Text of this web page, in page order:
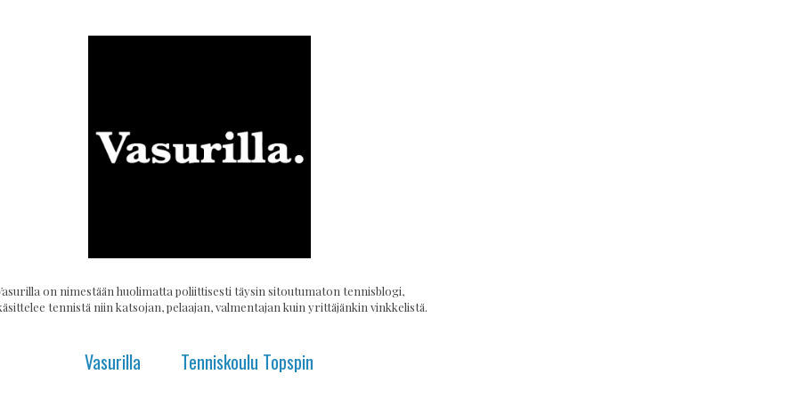
on nimestään huolimatta poliittisesti täysin sitoutumaton tennisblogi,
tennistä niin katsojan, pelaajan, valmentajan kuin yrittäjänkin vinkkelistä.
Vasurilla Tenniskoulu Topspin